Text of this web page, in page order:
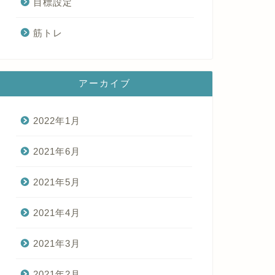
筋トレ
アーカイブ
2022年1月
2021年6月
2021年5月
2021年4月
2021年3月